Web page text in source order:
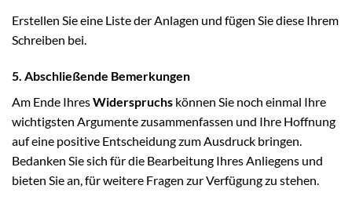
Erstellen Sie eine Liste der Anlagen und fügen Sie diese Ihrem
Schreiben bei.
5. Abschließende Bemerkungen
Am Ende IhresWiderspruchs können Sie noch einmal Ihre
wichtigsten Argumente zusammenfassen und Ihre Hoffnung
auf eine positive Entscheidung zum Ausdruck bringen.
Bedanken Sie sich für die Bearbeitung Ihres Anliegens und
bieten Sie an, für weitere Fragen zur Verfügung zu stehen.